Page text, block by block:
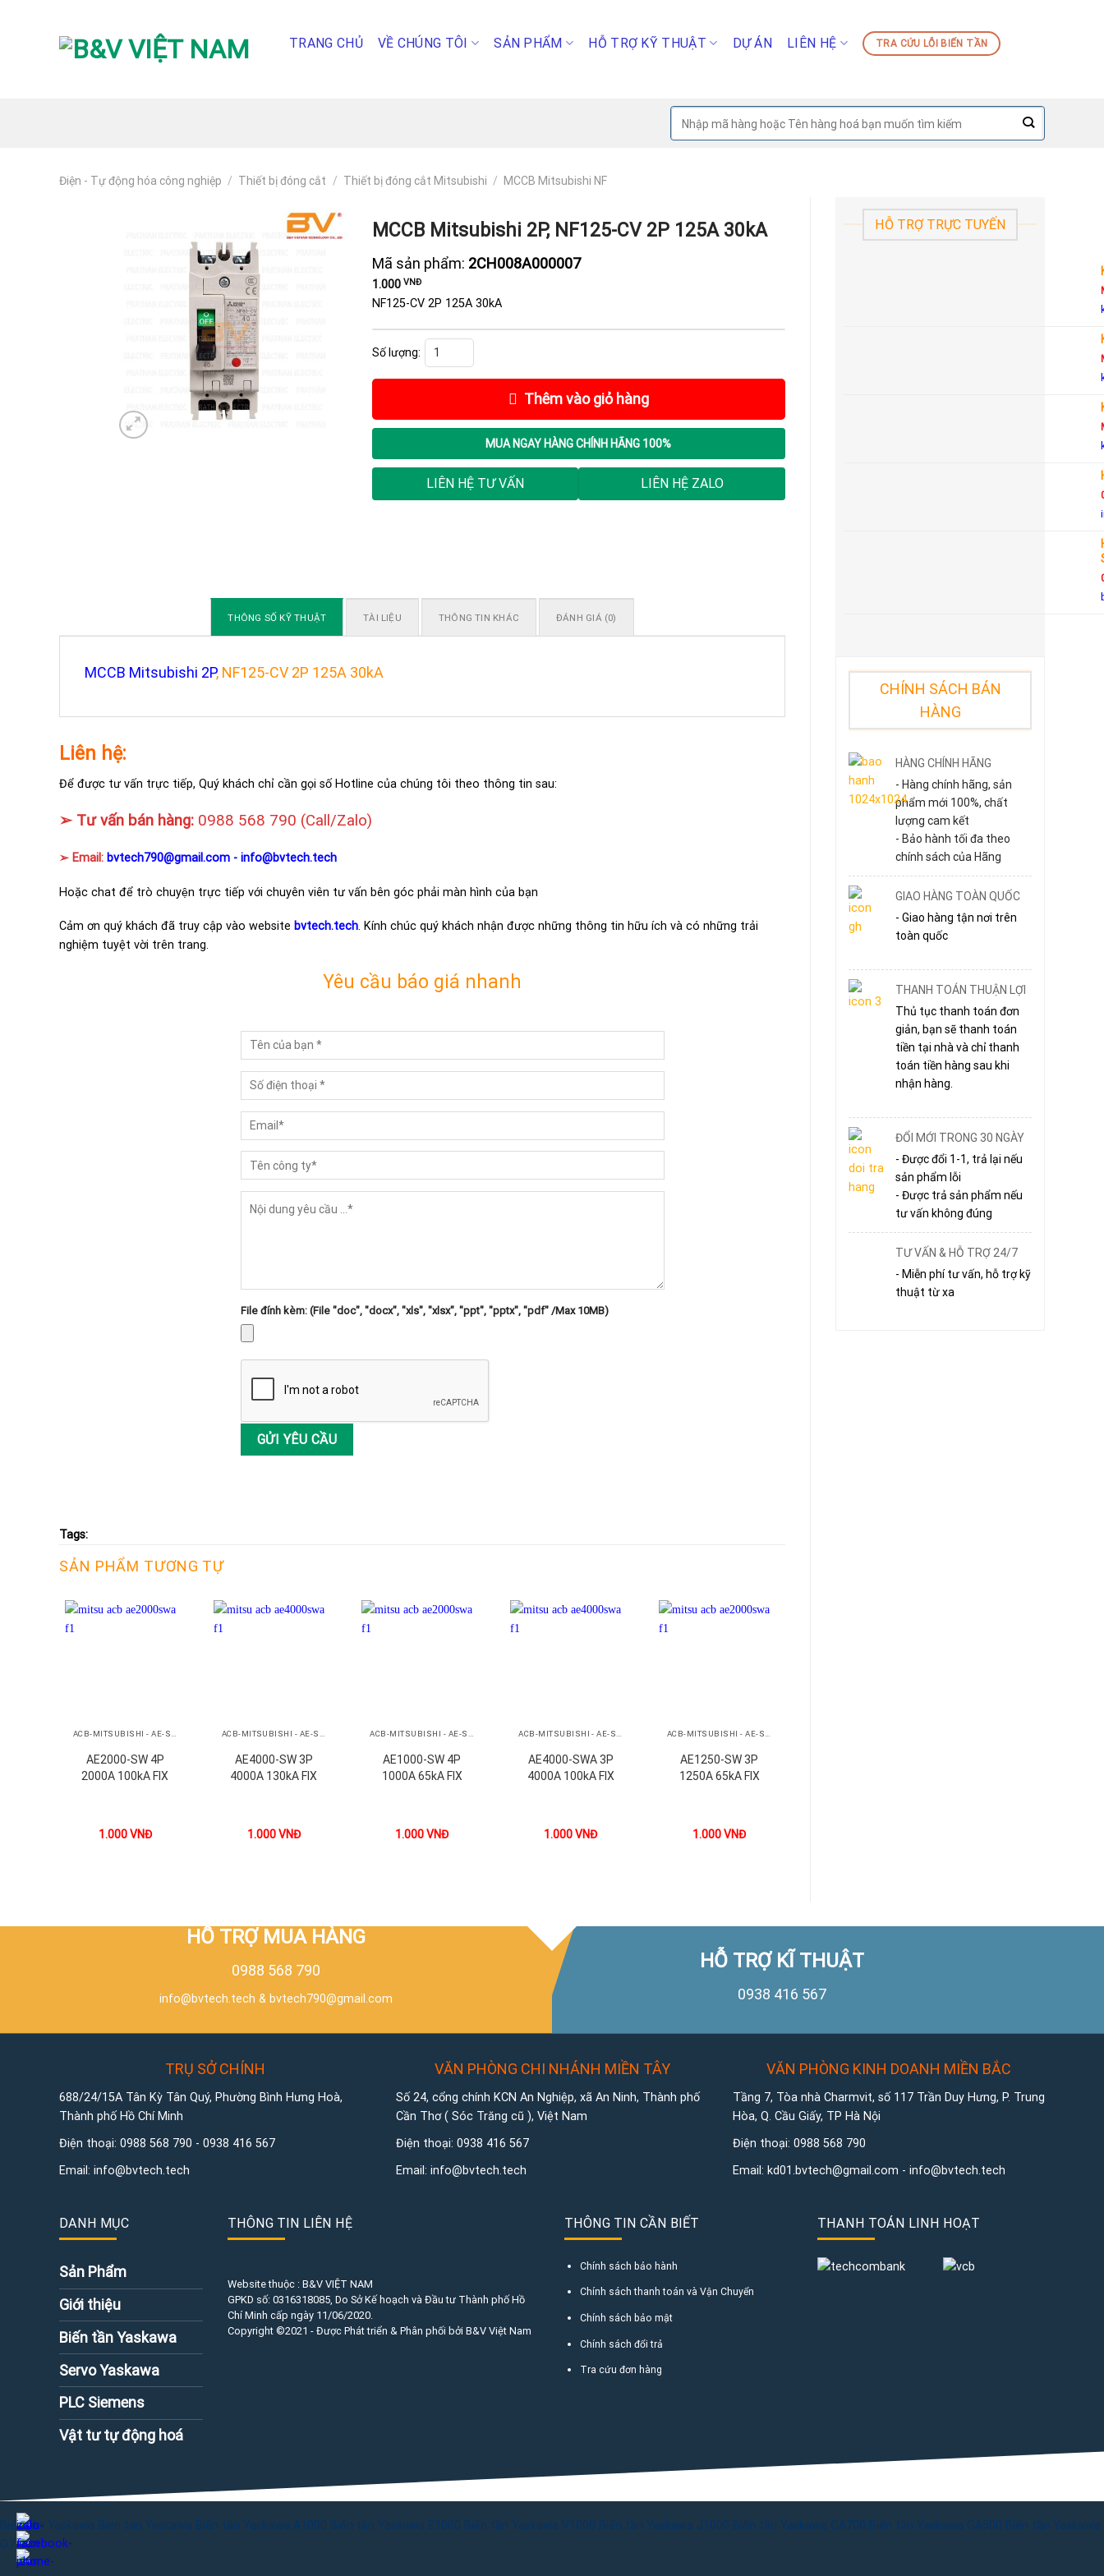
TRANG CHỦ VỀ CHÚNG TÔI SẢN PHẨM HỖ TRỢ KỸ THUẬT DỰ ÁN LIÊN HỆ TRA CỨU LỖI BIẾN TẦN
Tìm
kiếm:
Điện - Tự động hóa công nghiệp / Thiết bị đóng cắt / Thiết bị đóng cắt Mitsubishi / MCCB Mitsubishi NF
HỖ TRỢ TRỰC TUYẾN
CHÍNH SÁCH BÁN
HÀNG
HÀNG CHÍNH HÃNG
- Hàng chính hãng, sản
phẩm mới 100%, chất
lượng cam kết
- Bảo hành tối đa theo
chính sách của Hãng
GIAO HÀNG TOÀN QUỐC
- Giao hàng tận nơi trên
toàn quốc
THANH TOÁN THUẬN LỢI
Thủ tục thanh toán đơn
giản, bạn sẽ thanh toán
tiền tại nhà và chỉ thanh
toán tiền hàng sau khi
nhận hàng.
ĐỔI MỚI TRONG 30 NGÀY
- Được đổi 1-1, trả lại nếu
sản phẩm lỗi
- Được trả sản phẩm nếu
tư vấn không đúng
TƯ VẤN & HỖ TRỢ 24/7
- Miễn phí tư vấn, hỗ trợ kỹ
thuật từ xa
MCCB Mitsubishi 2P, NF125-CV 2P 125A 30kA
Mã sản phẩm: 2CH008A000007
1.000VNĐ
NF125-CV 2P 125A 30kA
MCCB Mitsubishi 2P, NF125-CV 2P 125A 30kA số lượng
Thêm vào giỏ hàng
MUA NGAY HÀNG CHÍNH HÃNG 100%
LIÊN HỆ TƯ VẤN LIÊN HỆ ZALO
THÔNG SỐ KỸ THUẬT TÀI LIỆU THÔNG TIN KHÁC ĐÁNH GIÁ (0)
MCCB Mitsubishi 2P, NF125-CV 2P 125A 30kA
Liên hệ:
Để được tư vấn trực tiếp, Quý khách chỉ cần gọi số Hotline của chúng tôi theo thông tin sau:
➢ Tư vấn bán hàng: 0988 568 790 (Call/Zalo)
➢ Email: bvtech790@gmail.com - info@bvtech.tech
Hoặc chat để trò chuyện trực tiếp với chuyên viên tư vấn bên góc phải màn hình của bạn
Cảm ơn quý khách đã truy cập vào website bvtech.tech. Kính chúc quý khách nhận được những thông tin hữu ích và có những trải
nghiệm tuyệt vời trên trang.
Yêu cầu báo giá nhanh
File đính kèm: (File "doc", "docx", "xls", "xlsx", "ppt", "pptx", "pdf" /Max 10MB)
Tags:
SẢN PHẨM TƯƠNG TỰ
AE2000-SW 4P
2000A 100kA FIX
1.000VNĐ
AE4000-SW 3P
4000A 130kA FIX
1.000VNĐ
AE1000-SW 4P
1000A 65kA FIX
1.000VNĐ
AE4000-SWA 3P
4000A 100kA FIX
1.000VNĐ
AE1250-SW 3P
1250A 65kA FIX
1.000VNĐ
HỖ TRỢ MUA HÀNG
0988 568 790
info@bvtech.tech & bvtech790@gmail.com
HỖ TRỢ KĨ THUẬT
0938 416 567
TRỤ SỞ CHÍNH
688/24/15A Tân Kỳ Tân Quý, Phường Bình Hưng Hoà,
Thành phố Hồ Chí Minh
Điện thoại: 0988 568 790 - 0938 416 567
Email: info@bvtech.tech
VĂN PHÒNG CHI NHÁNH MIỀN TÂY
Số 24, cổng chính KCN An Nghiệp, xã An Ninh, Thành phố
Cần Thơ ( Sóc Trăng cũ ), Việt Nam
Điện thoại: 0938 416 567
Email: info@bvtech.tech
VĂN PHÒNG KINH DOANH MIỀN BẮC
Tầng 7, Tòa nhà Charmvit, số 117 Trần Duy Hưng, P. Trung
Hòa, Q. Cầu Giấy, TP Hà Nội
Điện thoại: 0988 568 790
Email: kd01.bvtech@gmail.com - info@bvtech.tech
DANH MỤC
Sản Phẩm
Giới thiệu
Biến tần Yaskawa
Servo Yaskawa
PLC Siemens
Vật tư tự động hoá
THÔNG TIN LIÊN HỆ
Website thuộc : B&V VIỆT NAM
GPKD số: 0316318085 , Do Sở Kế hoạch và Đầu tư Thành phố Hồ
Chí Minh cấp ngày 11/06/2020.
Copyright ©2021 - Được Phát triển & Phân phối bởi B&V Việt Nam
THÔNG TIN CẦN BIẾT
Chính sách bảo hành
Chính sách thanh toán và Vận Chuyển
Chính sách bảo mật
Chính sách đổi trả
Tra cứu đơn hàng
THANH TOÁN LINH HOẠT
Biến tần Yaskawa Bien tan Yaskawa Biến tần Yaskawa A1000 Biến tần Yaskawa E1000 Biến tần Yaskawa V1000 Biến tần Yaskawa J1000 Biến tần Yaskawa GA700 Biến tần Yaskawa GA500 Biến tần Yaskawa
G7